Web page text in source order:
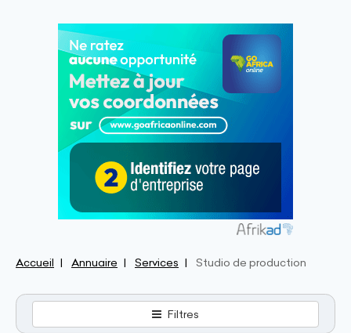
Accueil Annuaire Services Studio de production
Filtres